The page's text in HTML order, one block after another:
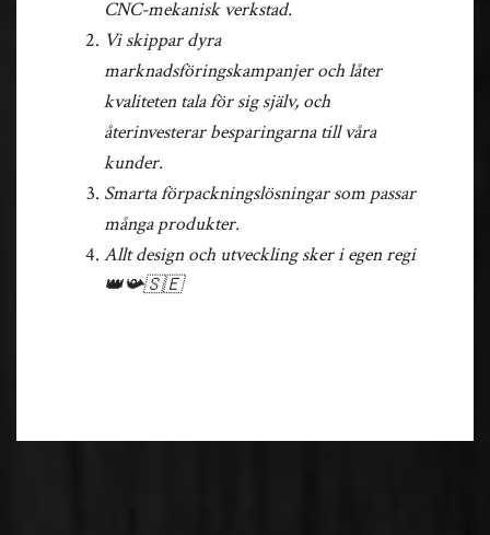
CNC-mekanisk verkstad.
Vi skippar dyra
marknadsföringskampanjer och låter
kvaliteten tala för sig själv, och
återinvesterar besparingarna till våra
kunder.
Smarta förpackningslösningar som passar
många produkter.
Allt design och utveckling sker i egen regi
👑📯🇸🇪